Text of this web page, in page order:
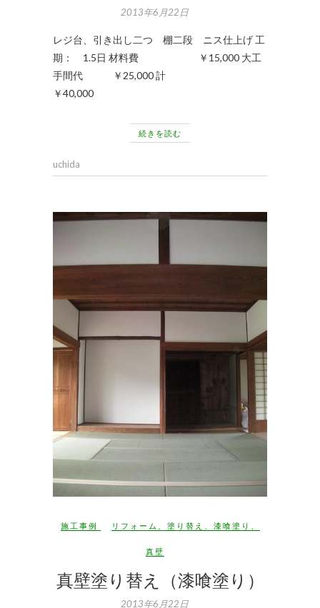
2013年6月22日
レジ台、引き出し二つ 棚二段 ニス仕上げ 工
期： 1.5日 材料費 ￥15,000 大工
手間代 ￥25,000 計
￥40,000
続きを読む
uchida
施工事例 リフォーム 塗り替え 漆喰塗り
真壁
真壁塗り替え（漆喰塗り）
2013年6月22日